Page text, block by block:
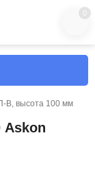
0
В, высота 100 мм
Askon